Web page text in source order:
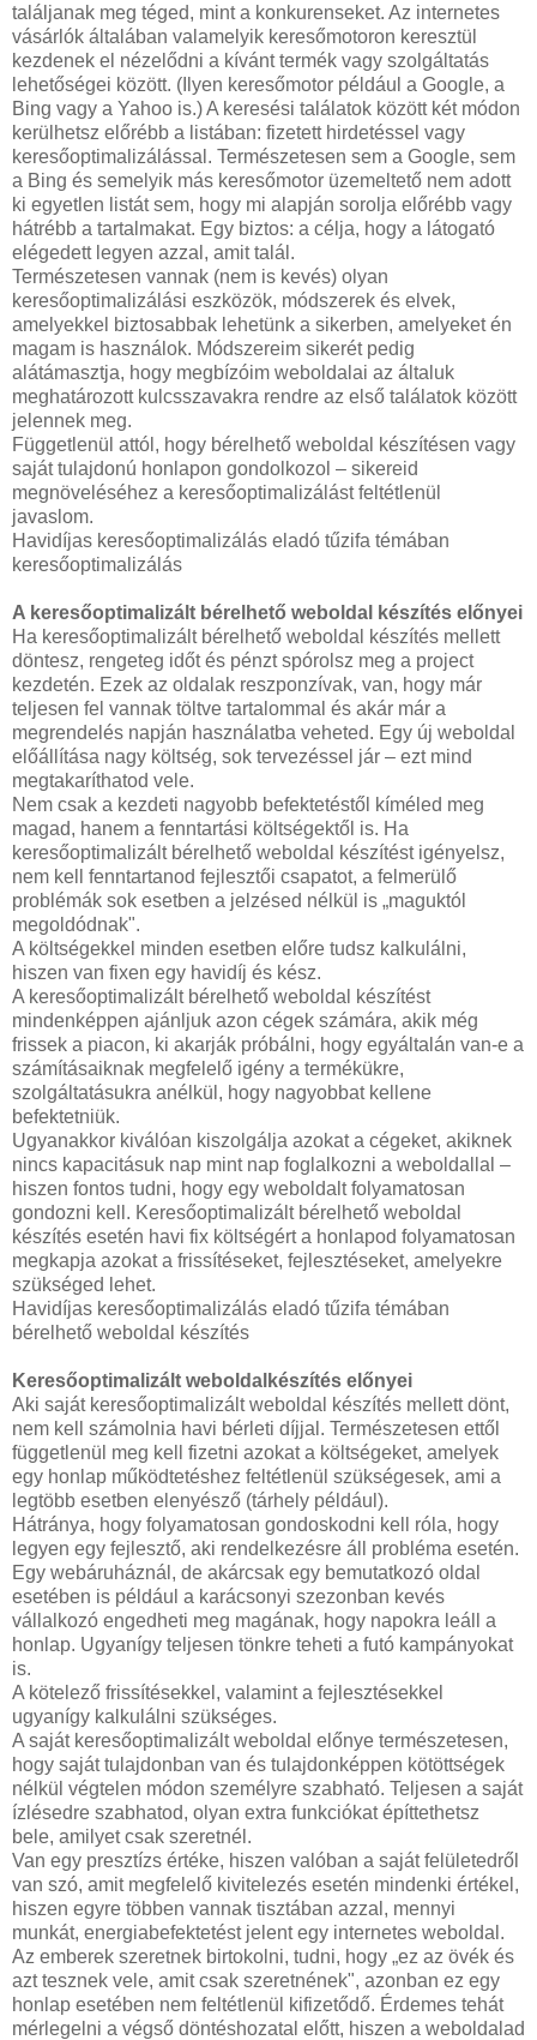
találjanak meg téged, mint a konkurenseket. Az internetes
vásárlók általában valamelyik keresőmotoron keresztül
kezdenek el nézelődni a kívánt termék vagy szolgáltatás
lehetőségei között. (Ilyen keresőmotor például a Google, a
Bing vagy a Yahoo is.) A keresési találatok között két módon
kerülhetsz előrébb a listában: fizetett hirdetéssel vagy
keresőoptimalizálással. Természetesen sem a Google, sem
a Bing és semelyik más keresőmotor üzemeltető nem adott
ki egyetlen listát sem, hogy mi alapján sorolja előrébb vagy
hátrébb a tartalmakat. Egy biztos: a célja, hogy a látogató
elégedett legyen azzal, amit talál.
Természetesen vannak (nem is kevés) olyan
keresőoptimalizálási eszközök, módszerek és elvek,
amelyekkel biztosabbak lehetünk a sikerben, amelyeket én
magam is használok. Módszereim sikerét pedig
alátámasztja, hogy megbízóim weboldalai az általuk
meghatározott kulcsszavakra rendre az első találatok között
jelennek meg.
Függetlenül attól, hogy bérelhető weboldal készítésen vagy
saját tulajdonú honlapon gondolkozol – sikereid
megnöveléséhez a keresőoptimalizálást feltétlenül
javaslom.
Havidíjas keresőoptimalizálás eladó tűzifa témában
keresőoptimalizálás
A keresőoptimalizált bérelhető weboldal készítés előnyei
Ha keresőoptimalizált bérelhető weboldal készítés mellett
döntesz, rengeteg időt és pénzt spórolsz meg a project
kezdetén. Ezek az oldalak reszponzívak, van, hogy már
teljesen fel vannak töltve tartalommal és akár már a
megrendelés napján használatba veheted. Egy új weboldal
előállítása nagy költség, sok tervezéssel jár – ezt mind
megtakaríthatod vele.
Nem csak a kezdeti nagyobb befektetéstől kíméled meg
magad, hanem a fenntartási költségektől is. Ha
keresőoptimalizált bérelhető weboldal készítést igényelsz,
nem kell fenntartanod fejlesztői csapatot, a felmerülő
problémák sok esetben a jelzésed nélkül is „maguktól
megoldódnak".
A költségekkel minden esetben előre tudsz kalkulálni,
hiszen van fixen egy havidíj és kész.
A keresőoptimalizált bérelhető weboldal készítést
mindenképpen ajánljuk azon cégek számára, akik még
frissek a piacon, ki akarják próbálni, hogy egyáltalán van-e a
számításaiknak megfelelő igény a termékükre,
szolgáltatásukra anélkül, hogy nagyobbat kellene
befektetniük.
Ugyanakkor kiválóan kiszolgálja azokat a cégeket, akiknek
nincs kapacitásuk nap mint nap foglalkozni a weboldallal –
hiszen fontos tudni, hogy egy weboldalt folyamatosan
gondozni kell. Keresőoptimalizált bérelhető weboldal
készítés esetén havi fix költségért a honlapod folyamatosan
megkapja azokat a frissítéseket, fejlesztéseket, amelyekre
szükséged lehet.
Havidíjas keresőoptimalizálás eladó tűzifa témában
bérelhető weboldal készítés
Keresőoptimalizált weboldalkészítés előnyei
Aki saját keresőoptimalizált weboldal készítés mellett dönt,
nem kell számolnia havi bérleti díjjal. Természetesen ettől
függetlenül meg kell fizetni azokat a költségeket, amelyek
egy honlap működtetéshez feltétlenül szükségesek, ami a
legtöbb esetben elenyésző (tárhely például).
Hátránya, hogy folyamatosan gondoskodni kell róla, hogy
legyen egy fejlesztő, aki rendelkezésre áll probléma esetén.
Egy webáruháznál, de akárcsak egy bemutatkozó oldal
esetében is például a karácsonyi szezonban kevés
vállalkozó engedheti meg magának, hogy napokra leáll a
honlap. Ugyanígy teljesen tönkre teheti a futó kampányokat
is.
A kötelező frissítésekkel, valamint a fejlesztésekkel
ugyanígy kalkulálni szükséges.
A saját keresőoptimalizált weboldal előnye természetesen,
hogy saját tulajdonban van és tulajdonképpen kötöttségek
nélkül végtelen módon személyre szabható. Teljesen a saját
ízlésedre szabhatod, olyan extra funkciókat építtethetsz
bele, amilyet csak szeretnél.
Van egy presztízs értéke, hiszen valóban a saját felületedről
van szó, amit megfelelő kivitelezés esetén mindenki értékel,
hiszen egyre többen vannak tisztában azzal, mennyi
munkát, energiabefektetést jelent egy internetes weboldal.
Az emberek szeretnek birtokolni, tudni, hogy „ez az övék és
azt tesznek vele, amit csak szeretnének", azonban ez egy
honlap esetében nem feltétlenül kifizetődő. Érdemes tehát
mérlegelni a végső döntéshozatal előtt, hiszen a weboldalad